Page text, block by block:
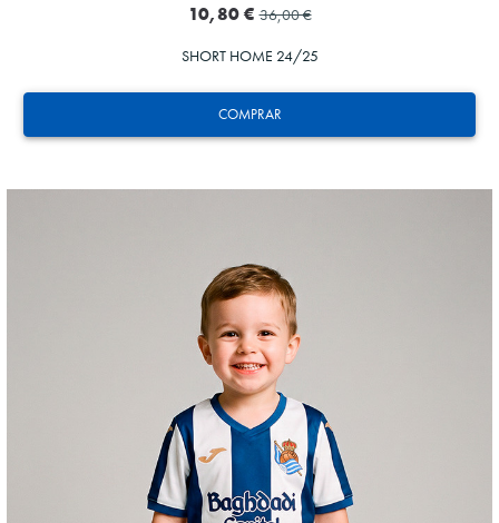
COMPRAR
10,80 € 36,00 €
SHORT HOME 24/25
HERRERA
12